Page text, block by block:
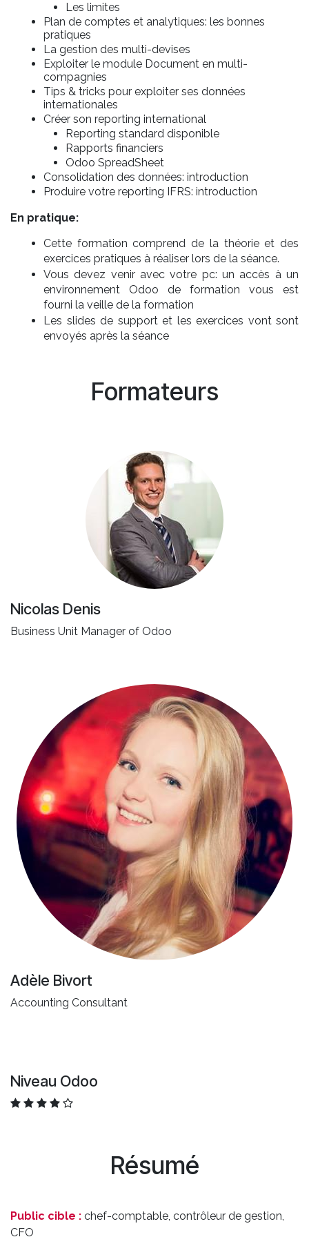
Les limites
Plan de comptes et analytiques: les bonnes
pratiques
La gestion des multi-devises
Exploiter le module Document en multi-
compagnies
Tips & tricks pour exploiter ses données
internationales
Créer son reporting international
Reporting standard disponible
Rapports financiers
Odoo SpreadSheet
Consolidation des données: introduction
Produire votre reporting IFRS: introduction
En pratique:
Cette formation comprend de la théorie et des
exercices pratiques à réaliser lors de la séance.
Vous devez venir avec votre pc: un accès à un
environnement Odoo de formation vous est
fourni la veille de la formation
Les slides de support et les exercices vont sont
envoyés après la séance
Formateurs
Nicolas Denis
Business Unit Manager of Odoo
Adèle Bivort
Accounting Consultant
Niveau Odoo
Résumé
Public cible : chef-comptable, contrôleur de gestion,
CFO